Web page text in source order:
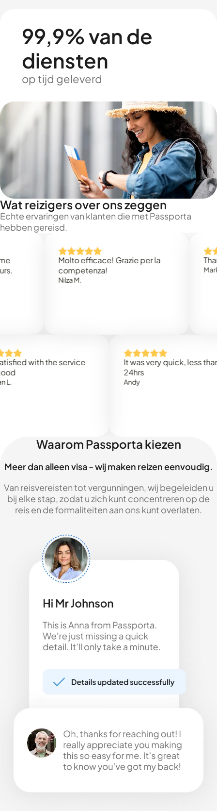
99,9% van de
diensten
op tijd geleverd
Wat reizigers over ons zeggen
Echte ervaringen van klanten die met Passporta
hebben gereisd.
Molto efficace! Grazie per la
competenza!
Thank
Mark N.
with the service
It was very quick, less than
Waarom Passporta kiezen
Meer dan alleen visa - wij maken reizen eenvoudig.
Van reisvereisten tot vergunningen, wij begeleiden u
bij elke stap, zodat u zich kunt concentreren op de
reis en de formaliteiten aan ons kunt overlaten.